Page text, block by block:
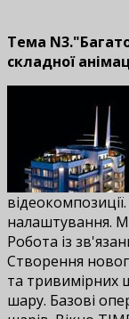
Тема
складної
налаштування.
Робота із
Створення
та тривимірних
шару. Базові